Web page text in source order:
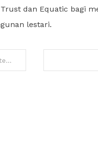
dan Equatic bagi
lestari.